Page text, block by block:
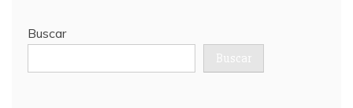
Buscar
Buscar